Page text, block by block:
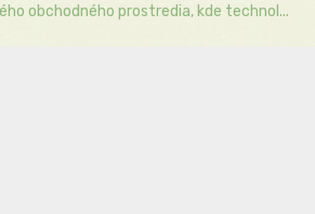
obchodného prostredia, kde technol...